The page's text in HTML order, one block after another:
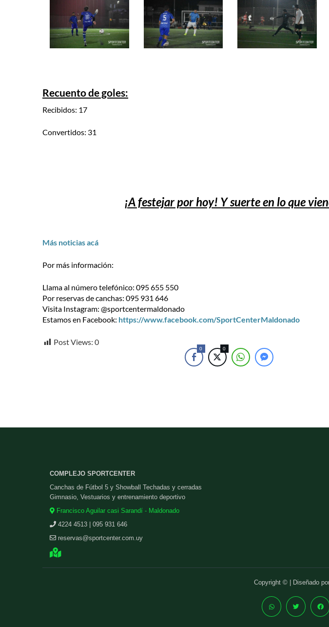
Recuento de goles:
Recibidos: 17
Convertidos: 31
¡A festejar por hoy! Y suerte en lo que
Más noticias acá
Por más información:
Llama al número telefónico: 095 655 550
Por reservas de canchas: 095 931 646
Visita Instagram: @sportcentermaldonado
Estamos en Facebook: https://www.facebook.com/SportCenterMaldonado
Post Views: 0
0 0
COMPLEJO SPORTCENTER
Canchas de Fútbol 5 y Showball Techadas y cerradas
Gimnasio, Vestuarios y entrenamiento deportivo
Francisco Aguilar casi Sarandí - Maldonado
4224 4513 | 095 931 646
reservas@sportcenter.com.uy
Copyright © | Diseñado